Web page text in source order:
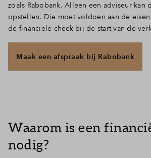
zoals Rabobank. Alleen een adviseur kan
opstellen. Die moet voldoen aan de
de financiële check bij de start van de
Maak een afspraak bij Rabobank
Waarom is een
nodig?